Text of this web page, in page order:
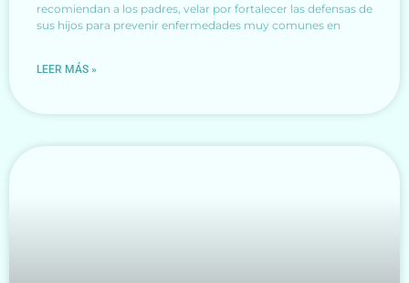
recomiendan a los padres, velar por fortalecer las defensas de
sus hijos para prevenir enfermedades muy comunes en
LEER MÁS »